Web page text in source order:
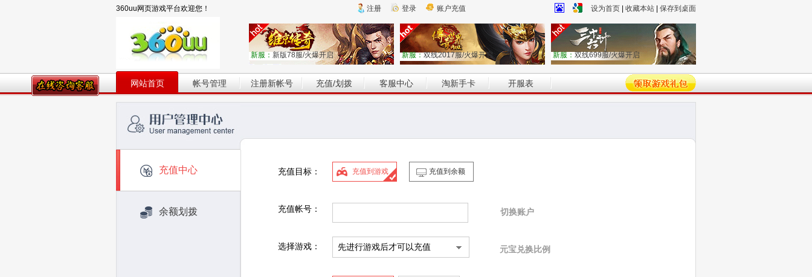
360uu网页游戏平台欢迎您！ 注册 登录 账户充值 设为首页 收藏本站 保存到桌面
新服： 新版78服/火爆开启 新服：双线2017服/火爆开启 新服： 双线699服/火爆开启
网站首页 帐号管理 注册新帐号 充值/划拨 客服中心 淘新手卡 开服表
充值中心
余额划拨
充值目标： 充值到游戏 充值到余额
充值帐号： 切换账户
选择游戏： 元宝兑换比例